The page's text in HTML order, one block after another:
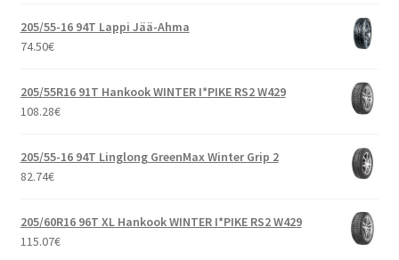
205/55-16 94T Lappi Jää-Ahma
74.50€
205/55R16 91T Hankook WINTER I*PIKE RS2 W429
108.28€
205/55-16 94T Linglong GreenMax Winter Grip 2
82.74€
205/60R16 96T XL Hankook WINTER I*PIKE RS2 W429
115.07€